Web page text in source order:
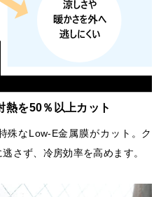
熱を50％以上カット
殊なLow-E金属膜がカット。ク
さず、冷房効率を高めます。